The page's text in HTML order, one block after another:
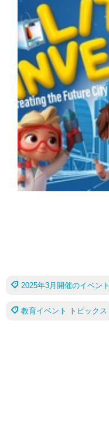
2025年3月開催のイベン
教育イベント トピックス